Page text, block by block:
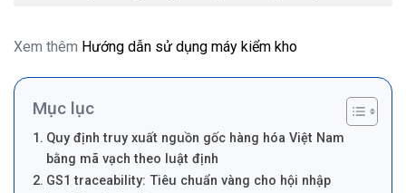
Xem thêm Hướng dẫn sử dụng máy kiểm kho
Mục lục
Quy định truy xuất nguồn gốc hàng hóa Việt Nam
bằng mã vạch theo luật định
GS1 traceability: Tiêu chuẩn vàng cho hội nhập